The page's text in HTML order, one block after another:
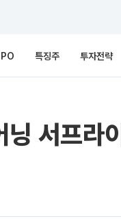
특징주 투자전략
닝 서프라